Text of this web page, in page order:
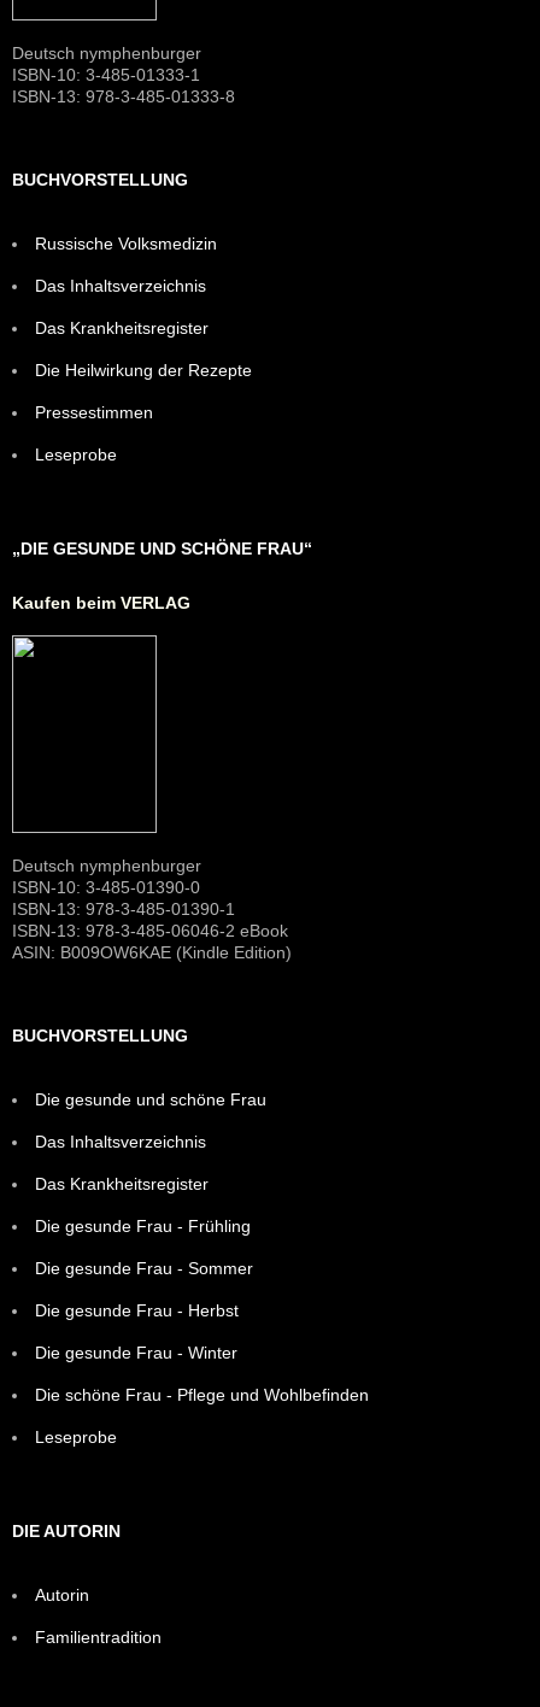
Deutsch nymphenburger
ISBN-10: 3-485-01333-1
ISBN-13: 978-3-485-01333-8
BUCHVORSTELLUNG
Russische Volksmedizin
Das Inhaltsverzeichnis
Das Krankheitsregister
Die Heilwirkung der Rezepte
Pressestimmen
Leseprobe
„DIE GESUNDE UND SCHÖNE FRAU“
Kaufen beim VERLAG
Deutsch nymphenburger
ISBN-10: 3-485-01390-0
ISBN-13: 978-3-485-01390-1
ISBN-13: 978-3-485-06046-2 eBook
ASIN: B009OW6KAE (Kindle Edition)
BUCHVORSTELLUNG
Die gesunde und schöne Frau
Das Inhaltsverzeichnis
Das Krankheitsregister
Die gesunde Frau - Frühling
Die gesunde Frau - Sommer
Die gesunde Frau - Herbst
Die gesunde Frau - Winter
Die schöne Frau - Pflege und Wohlbefinden
Leseprobe
DIE AUTORIN
Autorin
Familientradition